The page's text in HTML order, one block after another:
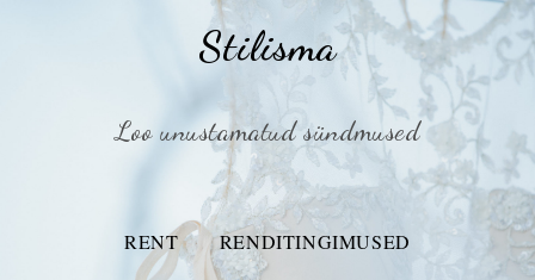
Stilisma
Loo unustamatud sündmused
RENT RENDITINGIMUSED